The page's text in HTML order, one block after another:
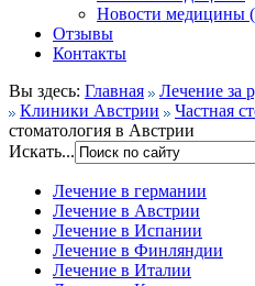
Новости медицины
Отзывы
Контакты
Вы здесь: Главная Лечение за
Клиники Австрии
Частная
стоматология в Австрии
Искать...
Лечение в германии
Лечение в Австрии
Лечение в Испании
Лечение в Финляндии
Лечение в Италии